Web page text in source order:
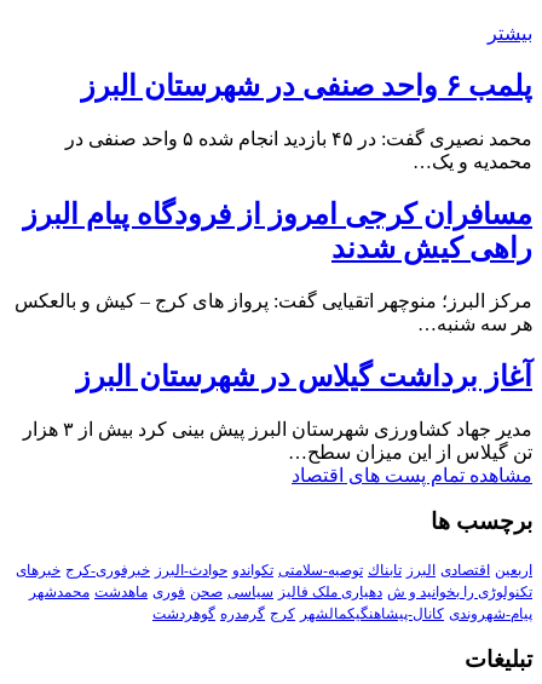
بیشتر
پلمب ۶ واحد صنفی در شهرستان البرز
محمد نصیری گفت: در ۴۵ بازدید انجام شده ۵ واحد صنفی در
محمدیه و یک…
مسافران کرجی امروز از فرودگاه پیام البرز
راهی کیش شدند
مرکز البرز؛ منوچهر اتقیایی گفت: پرواز های کرج – کیش و بالعکس
هر سه شنبه…
آغاز برداشت گیلاس در شهرستان البرز
مدیر جهاد کشاورزی شهرستان البرز پیش بینی کرد بیش از ۳ هزار
تن گیلاس از این میزان سطح…
مشاهده تمام پست های اقتصاد
برچسب ها
اربعین اقتصادی البرز تابناك توصیه-سلامتی تکواندو حوادث-البرز خبرفوری-کرج خبرهای
تکنولوڑی را بخوانید و ش دهیاری ملک فالیز سیاسی صحن فوری ماهدشت محمدشهر
پیام-شهروندی کانال-پیشاهنگیکمالشهر کرج گرمدره گوهردشت
تبلیغات